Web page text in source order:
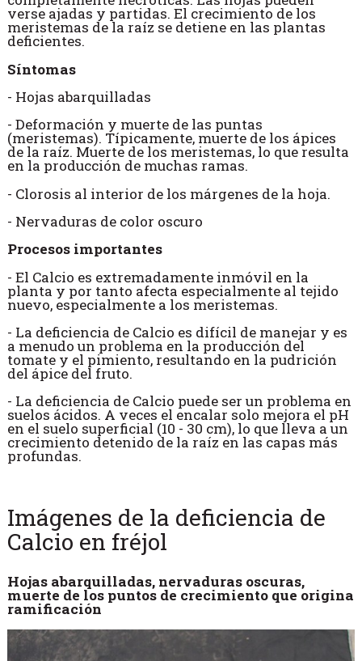
verse ajadas y partidas. El crecimiento de los
meristemas de la raíz se detiene en las plantas
deficientes.
Síntomas
- Hojas abarquilladas
- Deformación y muerte de las puntas
(meristemas). Típicamente, muerte de los ápices
de la raíz. Muerte de los meristemas, lo que resulta
en la producción de muchas ramas.
- Clorosis al interior de los márgenes de la hoja.
- Nervaduras de color oscuro
Procesos importantes
- El Calcio es extremadamente inmóvil en la
planta y por tanto afecta especialmente al tejido
nuevo, especialmente a los meristemas.
- La deficiencia de Calcio es difícil de manejar y es
a menudo un problema en la producción del
tomate y el pimiento, resultando en la pudrición
del ápice del fruto.
- La deficiencia de Calcio puede ser un problema en
suelos ácidos. A veces el encalar solo mejora el pH
en el suelo superficial (10 - 30 cm), lo que lleva a un
crecimiento detenido de la raíz en las capas más
profundas.
Imágenes de la deficiencia de
Calcio en fréjol
Hojas abarquilladas, nervaduras oscuras,
muerte de los puntos de crecimiento que origina
ramificación